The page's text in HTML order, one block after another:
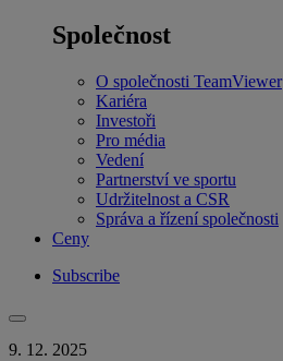
Společnost
O společnosti TeamViewer
Kariéra
Investoři
Pro média
Vedení
Partnerství ve sportu
Udržitelnost a CSR
Správa a řízení společnosti
Ceny
Subscribe
9. 12. 2025